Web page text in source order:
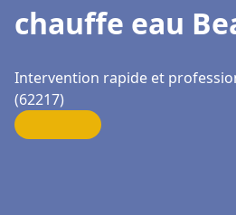
chauffe eau
Intervention rapide et
(62217)